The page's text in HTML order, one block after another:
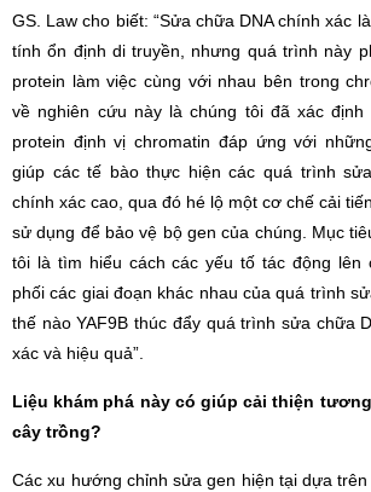
GS. Law cho biết: “Sửa chữa DNA chính xác
tính ổn định di truyền, nhưng quá trình này
protein làm việc cùng với nhau bên trong
về nghiên cứu này là chúng tôi đã xác định
protein định vị chromatin đáp ứng với
giúp các tế bào thực hiện các quá trình
chính xác cao, qua đó hé lộ một cơ chế cải
sử dụng để bảo vệ bộ gen của chúng. Mục
tôi là tìm hiểu cách các yếu tố tác động lên
phối các giai đoạn khác nhau của quá trình
thế nào YAF9B thúc đẩy quá trình sửa chữa
xác và hiệu quả”.
Liệu khám phá này có giúp cải thiện
cây trồng?
Các xu hướng chỉnh sửa gen hiện tại dựa